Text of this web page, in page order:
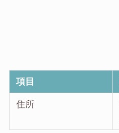
項目
住所